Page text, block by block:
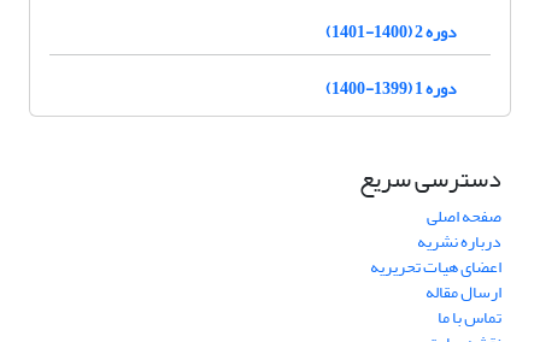
دوره 2 (1400-1401)
دوره 1 (1399-1400)
دسترسی سریع
صفحه اصلی
درباره نشریه
اعضای هیات تحریریه
ارسال مقاله
تماس با ما